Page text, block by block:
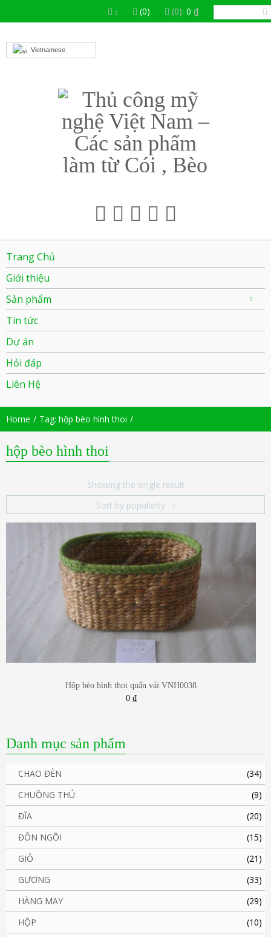
(0) (0): 0 ₫
Vietnamese
Trang Chủ
Giới thiệu
Sản phẩm
Tin tức
Dự án
Hỏi đáp
Liên Hệ
Home Tag: hộp bèo hình thoi
hộp bèo hình thoi
Showing the single result
Sort by popularity
Hộp bèo hình thoi quấn vải VNH0038
0 ₫
Danh mục sản phẩm
CHAO ĐÈN
(34)
CHUỒNG THÚ
(9)
ĐĨA
(20)
ĐÔN NGỒI
(15)
GIỎ
(21)
GƯƠNG
(33)
HÀNG MAY
(29)
HỘP
(10)